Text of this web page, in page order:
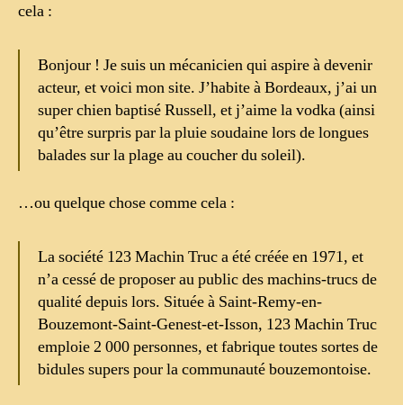
cela :
Bonjour ! Je suis un mécanicien qui aspire à devenir
acteur, et voici mon site. J’habite à Bordeaux, j’ai un
super chien baptisé Russell, et j’aime la vodka (ainsi
qu’être surpris par la pluie soudaine lors de longues
balades sur la plage au coucher du soleil).
…ou quelque chose comme cela :
La société 123 Machin Truc a été créée en 1971, et
n’a cessé de proposer au public des machins-trucs de
qualité depuis lors. Située à Saint-Remy-en-
Bouzemont-Saint-Genest-et-Isson, 123 Machin Truc
emploie 2 000 personnes, et fabrique toutes sortes de
bidules supers pour la communauté bouzemontoise.